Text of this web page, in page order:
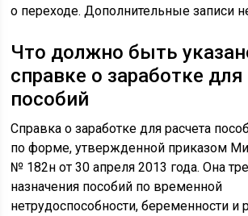
о переходе. Дополнительные записи
Что должно быть
справке о заработке для
пособий
Справка о заработке для расчета
по форме, утвержденной приказом
№ 182н от 30 апреля 2013 года. Она
назначения пособий по временной
нетрудоспособности, беременности и